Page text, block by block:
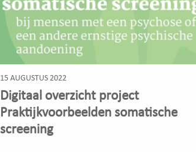
15 AUGUSTUS 2022
Digitaal overzicht project
Praktijkvoorbeelden somatische
screening